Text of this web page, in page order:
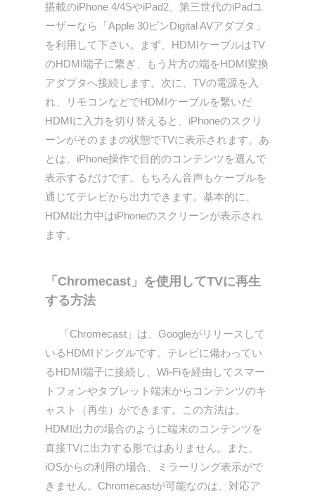
搭載のiPhone 4/4SやiPad2、第三世代のiPadユ
ーザーなら「Apple 30ピンDigital AVアダプタ」
を利用して下さい。まず、HDMIケーブルはTV
のHDMI端子に繋ぎ、もう片方の端をHDMI変換
アダプタへ接続します。次に、TVの電源を入
れ、リモコンなどでHDMIケーブルを繋いだ
HDMIに入力を切り替えると、iPhoneのスクリ
ーンがそのままの状態でTVに表示されます。あ
とは、iPhone操作で目的のコンテンツを選んで
表示するだけです。もちろん音声もケーブルを
通じてテレビから出力できます。基本的に、
HDMI出力中はiPhoneのスクリーンが表示され
ます。
「Chromecast」を使用してTVに再生
する方法
「Chromecast」は、Googleがリリースして
いるHDMIドングルです。テレビに備わってい
るHDMI端子に接続し、Wi-Fiを経由してスマー
トフォンやタブレット端末からコンテンツのキ
ャスト（再生）ができます。この方法は、
HDMI出力の場合のように端末のコンテンツを
直接TVに出力する形ではありません。また、
iOSからの利用の場合、ミラーリング表示がで
きません。Chromecastが可能なのは、対応ア